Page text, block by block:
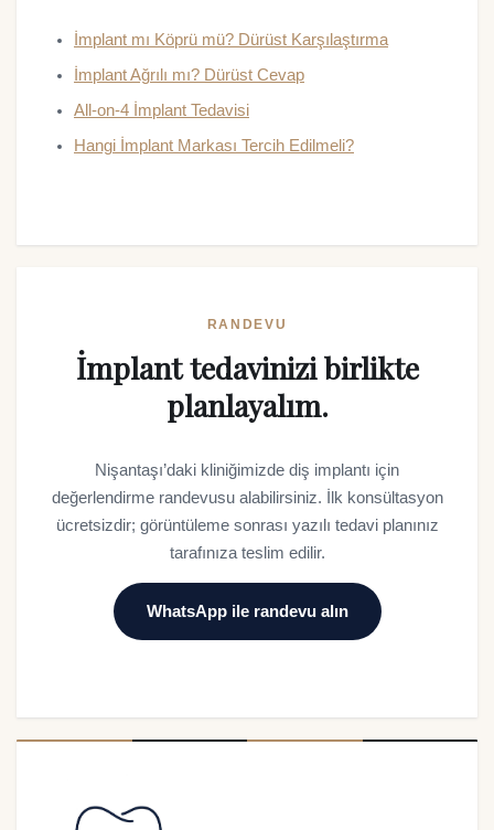
İmplant mı Köprü mü? Dürüst Karşılaştırma
İmplant Ağrılı mı? Dürüst Cevap
All-on-4 İmplant Tedavisi
Hangi İmplant Markası Tercih Edilmeli?
RANDEVU
İmplant tedavinizi birlikte
planlayalım.
Nişantaşı’daki kliniğimizde diş implantı için
değerlendirme randevusu alabilirsiniz. İlk konsültasyon
ücretsizdir; görüntüleme sonrası yazılı tedavi planınız
tarafınıza teslim edilir.
WhatsApp ile randevu alın